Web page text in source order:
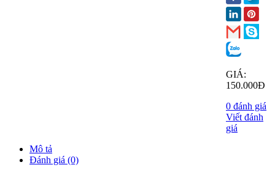
GIÁ:
150.000Đ
0 đánh giá
Viết đánh
giá
Mô tả
Đánh giá (0)